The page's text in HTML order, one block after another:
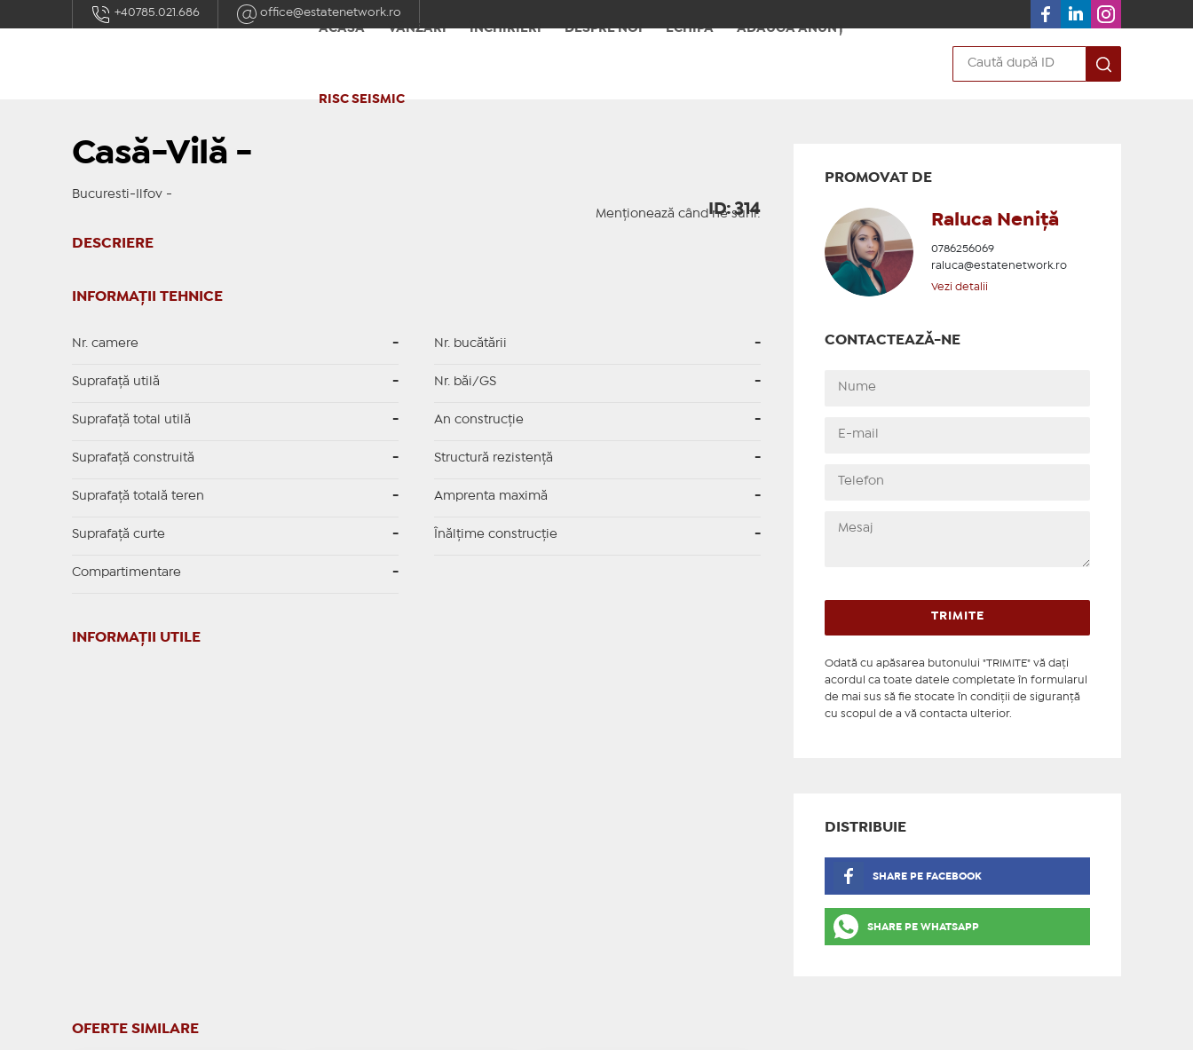
+40785.021.686
office@estatenetwork.ro
ACASĂ
VÂNZĂRI ÎNCHIRIERI DESPRE NOI ECHIPA ADAUGĂ ANUNȚ
RISC SEISMIC
Casă-Vilă -
Bucuresti-Ilfov -
Menționează când ne suni:
ID: 314
DESCRIERE
INFORMAȚII TEHNICE
Nr. camere -
Suprafaţă utilă -
Suprafaţă total utilă -
Suprafaţă construită -
Suprafață totală teren -
Suprafaţă curte -
Compartimentare -
Nr. bucătării -
Nr. băi/GS -
An construcție -
Structură rezistență -
Amprenta maximă -
Înălțime construcție -
INFORMAŢII UTILE
PROMOVAT DE
Raluca Neniță
0786256069
raluca@estatenetwork.ro
Vezi detalii
CONTACTEAZĂ-NE
Odată cu apăsarea butonului "TRIMITE" vă daţi
acordul ca toate datele completate în formularul
de mai sus să fie stocate în condiţii de siguranţă
cu scopul de a vă contacta ulterior.
DISTRIBUIE
SHARE PE FACEBOOK
SHARE PE WHATSAPP
OFERTE SIMILARE